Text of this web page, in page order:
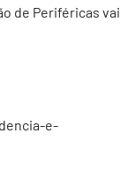
de Periféricas vai
e-